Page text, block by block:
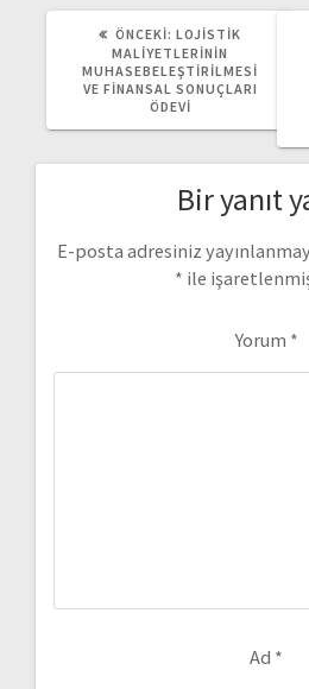
ÖNCEKI: ÖNCEKI
YAZI:
LOJISTIK
MALIYETLERININ
MUHASEBELEŞTIRILMESI
VE FINANSAL SONUÇLARI
ÖDEVI
Bir yanıt
E-posta adresiniz
* ile
Yorum *
Ad *